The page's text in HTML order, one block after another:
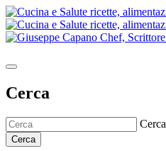
Cerca
Cerca
Cerca